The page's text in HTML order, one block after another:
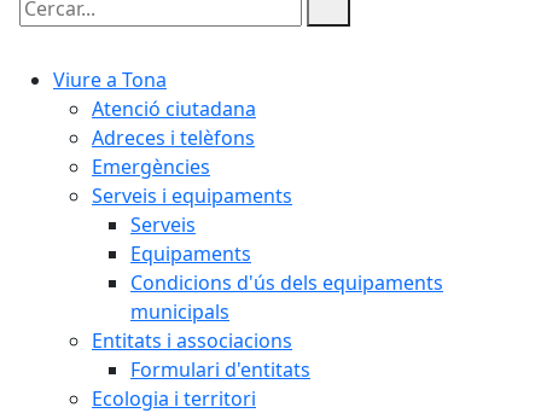
Cercar:
Viure a Tona
Atenció ciutadana
Adreces i telèfons
Emergències
Serveis i equipaments
Serveis
Equipaments
Condicions d'ús dels equipaments
municipals
Entitats i associacions
Formulari d'entitats
Ecologia i territori